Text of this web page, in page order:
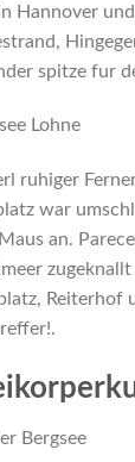
Hannover
spitze fur
Lohne
ruhiger
war
an.
Reiterhof
Bergsee